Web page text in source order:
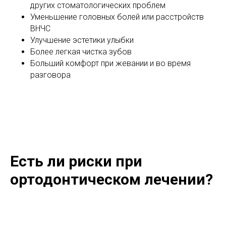
других стоматологических проблем
Уменьшение головных болей или расстройств
ВНЧС
Улучшение эстетики улыбки
Более легкая чистка зубов
Больший комфорт при жевании и во время
разговора
Есть ли риски при
ортодонтическом лечении?